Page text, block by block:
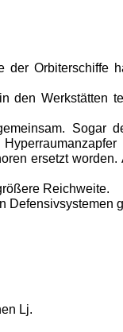
der Orbiterschiffe
den Werkstätten
Sogar
ersetzt worden.
Reichweite.
Defensivsystemen
Lj.